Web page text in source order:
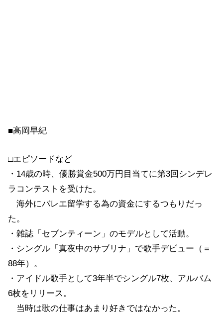
■高岡早紀
□エピソードなど
・14歳の時、優勝賞金500万円目当てに第3回シンデレ
ラコンテストを受けた。
海外にバレエ留学する為の資金にするつもりだっ
た。
・雑誌「セブンティーン」のモデルとして活動。
・シングル「真夜中のサブリナ」で歌手デビュー（＝
88年）。
・アイドル歌手として3年半でシングル7枚、アルバム
6枚をリリース。
当時は歌の仕事はあまり好きではなかった。